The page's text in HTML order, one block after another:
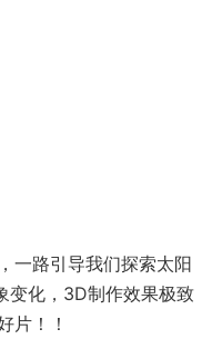
一路引导我们探索太阳
变化，3D制作效果极致
片！！